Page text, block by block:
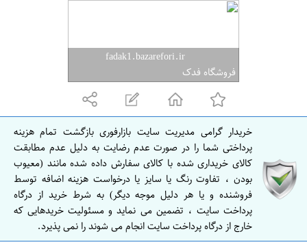
ص
ه
ن
ا
ص
ف
ه
ا
ن
fadak1.bazarefori.ir
فروشگاه فدک
خریدار گرامی مدیریت سایت بازارفوری بازگشت تمام هزینه
پرداختی شما را در صورت عدم رضایت به دلیل عدم مطابقت
کالای خریداری شده با کالای سفارش داده شده مانند (معیوب
بودن ، تفاوت رنگ یا سایز یا درخواست هزینه اضافه توسط
فروشنده و یا هر دلیل موجه دیگر) به شرط خرید از درگاه
پرداخت سایت ، تضمین می نماید و مسئولیت خریدهایی که
خارج از درگاه پرداخت سایت انجام می شوند را نمی پذیرد.